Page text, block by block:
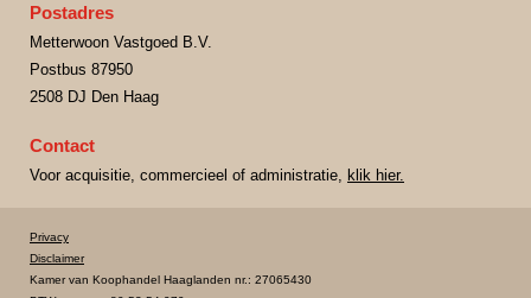
Postadres
Metterwoon Vastgoed B.V.
Postbus 87950
2508 DJ Den Haag
Contact
Voor acquisitie, commercieel of administratie, klik hier.
Privacy
Disclaimer
Kamer van Koophandel Haaglanden nr.: 27065430